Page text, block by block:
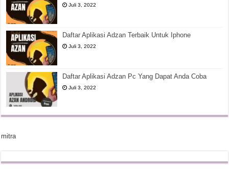
Juli 3, 2022
Daftar Aplikasi Adzan Terbaik Untuk Iphone
Juli 3, 2022
Daftar Aplikasi Adzan Pc Yang Dapat Anda Coba
Juli 3, 2022
mitra